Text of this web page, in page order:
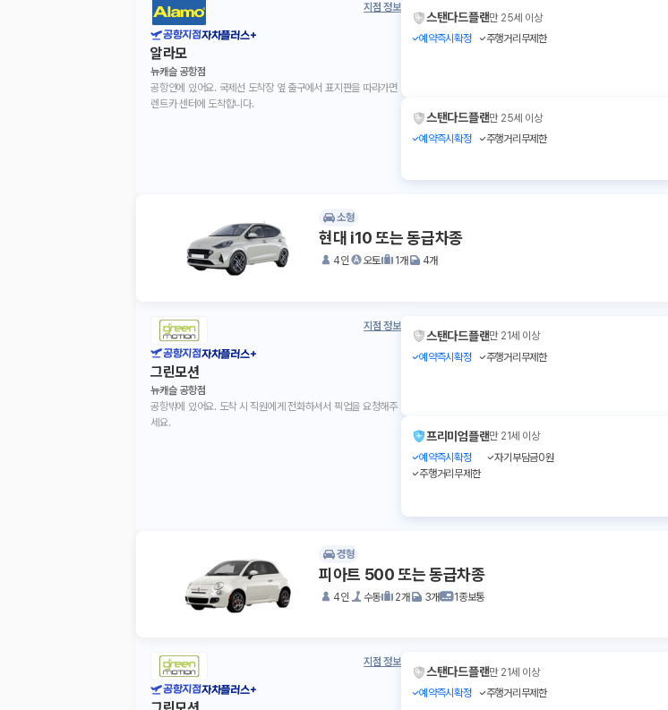
지점 정보
공항지점자차플러스+
알라모
뉴캐슬 공항점
공항안에 있어요. 국제선 도착장 옆 출구에서 표지판을 따라가면
렌트카 센터에 도착합니다.
스탠다드플랜만 25세 이상
예약즉시확정
주행거리무제한
스탠다드플랜만 25세 이상
예약즉시확정
주행거리무제한
소형
현대 i10 또는 동급차종
4인 오토 1개
4개
지점 정보
공항지점자차플러스+
그린모션
뉴캐슬 공항점
공항밖에 있어요. 도착 시 직원에게 전화하셔서 픽업을 요청해주
세요.
스탠다드플랜만 21세 이상
예약즉시확정
주행거리무제한
프리미엄플랜만 21세 이상
예약즉시확정
자기부담금0원
주행거리무제한
경형
피아트 500 또는 동급차종
4인 수동 2개 3개
1종보통
지점 정보
공항지점자차플러스+
스탠다드플랜만 21세 이상
예약즉시확정
주행거리무제한